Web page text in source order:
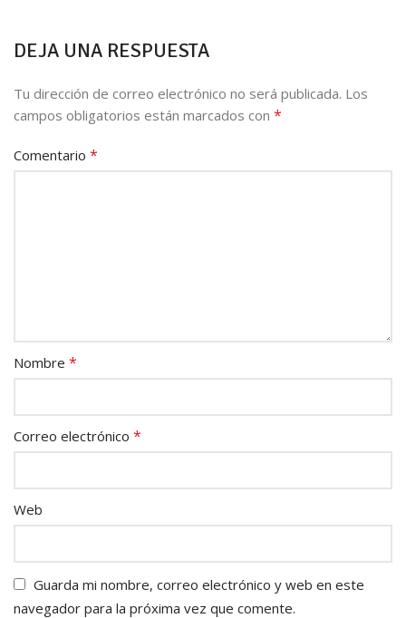
DEJA UNA RESPUESTA
Tu dirección de correo electrónico no será publicada. Los
campos obligatorios están marcados con *
Comentario *
Nombre *
Correo electrónico *
Web
Guarda mi nombre, correo electrónico y web en este
navegador para la próxima vez que comente.